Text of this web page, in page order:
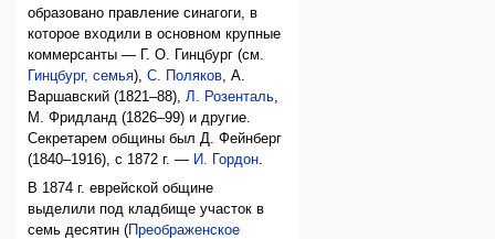
образовано правление синагоги, в
которое входили в основном крупные
коммерсанты — Г. О. Гинцбург (см.
Гинцбург, семья),С. Поляков, А.
Варшавский (1821–88),Л. Розенталь,
М. Фридланд (1826–99) и другие.
Секретарем общины был Д. Фейнберг
(1840–1916), с 1872 г. — И. Гордон.
В 1874 г. еврейской общине
выделили под кладбище участок в
семь десятин (Преображенское